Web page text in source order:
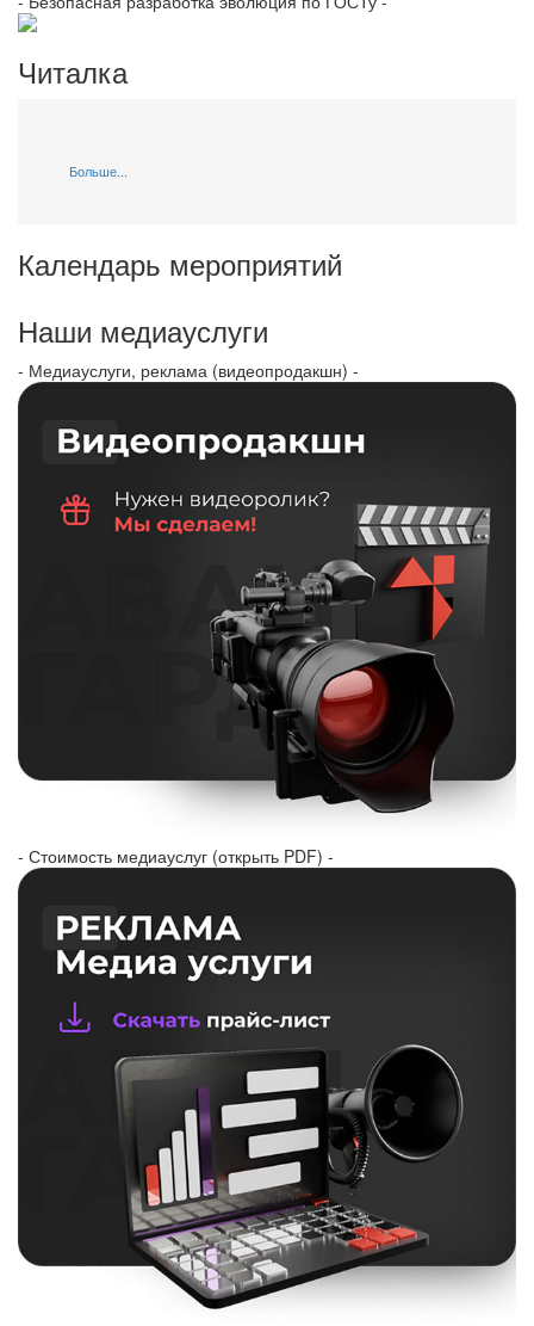
Читалка
Больше...
Календарь мероприятий
Наши медиауслуги
- Медиауслуги, реклама (видеопродакшн) -
- Стоимость медиауслуг (открыть PDF) -